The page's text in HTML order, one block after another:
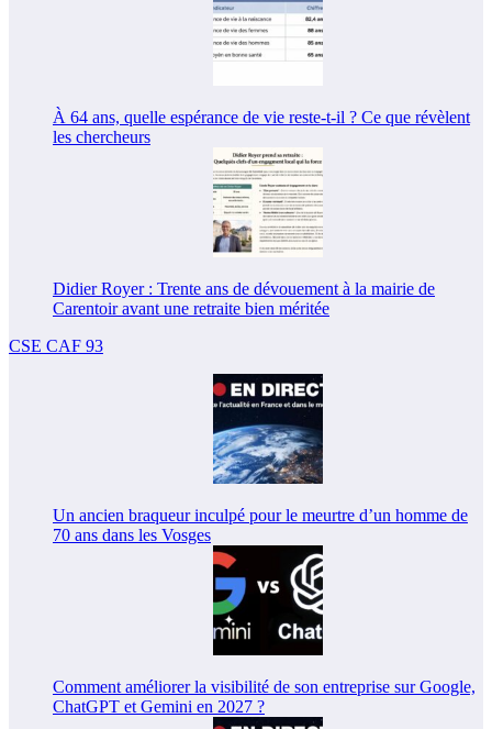
À 64 ans, quelle espérance de vie reste-t-il ? Ce que révèlent
les chercheurs
Didier Royer : Trente ans de dévouement à la mairie de
Carentoir avant une retraite bien méritée
CSE CAF 93
Un ancien braqueur inculpé pour le meurtre d’un homme de
70 ans dans les Vosges
Comment améliorer la visibilité de son entreprise sur Google,
ChatGPT et Gemini en 2027 ?